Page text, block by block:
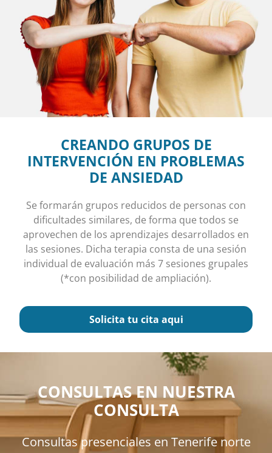
CREANDO GRUPOS DE
INTERVENCIÓN EN PROBLEMAS
DE ANSIEDAD
Se formarán grupos reducidos de personas con
dificultades similares, de forma que todos se
aprovechen de los aprendizajes desarrollados en
las sesiones. Dicha terapia consta de una sesión
individual de evaluación más 7 sesiones grupales
(*con posibilidad de ampliación).
Solicita tu cita aqui
CONSULTAS EN NUESTRA
CONSULTA
Consultas presenciales en Tenerife norte